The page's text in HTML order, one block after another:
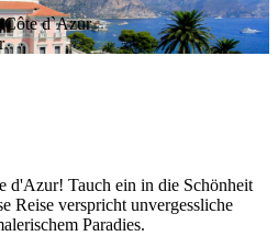
Côte d`Azur
d'Azur! Tauch ein in die Schönheit
Reise verspricht unvergessliche
Paradies.